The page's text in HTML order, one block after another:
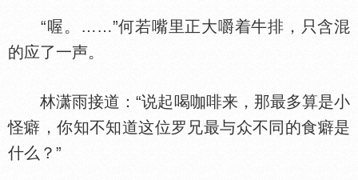
“喔。……”何若嘴里正大嚼着牛排，只含混
的应了一声。
林潇雨接道：“说起喝咖啡来，那最多算是小
怪癖，你知不知道这位罗兄最与众不同的食癖是
什么？”